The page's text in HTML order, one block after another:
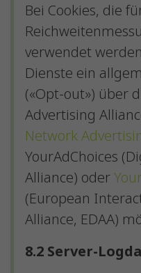
Bei Cookies, die
verwendet
Dienste ein
(«Opt-out») über
Advertising
Network
YourAdChoices
Alliance) oder
(European
Alliance, EDAA)
8.2 Server-